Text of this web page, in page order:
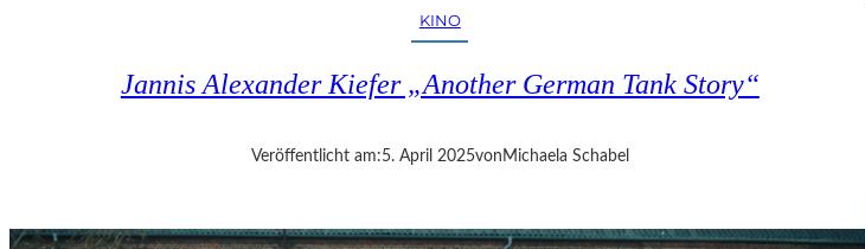
E
J
KINO
Jannis Alexander Kiefer „Another German Tank Story“
Veröffentlicht am:5. April 2025von Michaela Schabel